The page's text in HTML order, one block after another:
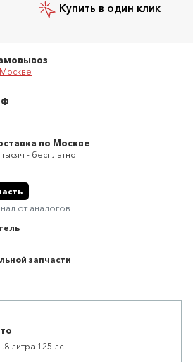
Купить в один клик
по Москве
- бесплатно
от аналогов
запчасти
литра 125 лс